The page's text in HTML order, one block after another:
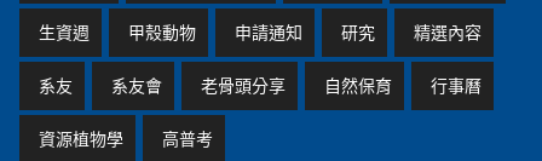
生資週 甲殼動物 申請通知 研究 精選內容
系友 系友會 老骨頭分享 自然保育 行事曆
資源植物學 高普考